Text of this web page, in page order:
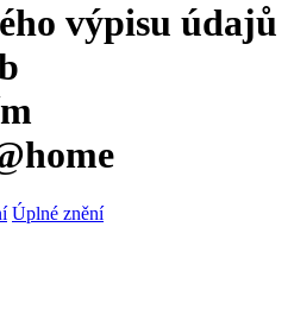
výpisu údajů
Úplné znění